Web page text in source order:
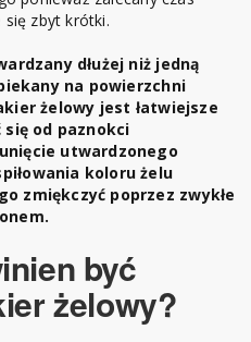
się zbyt krótki.
dłużej niż jedną
na powierzchni
żelowy jest łatwiejsze
się od paznokci
utwardzonego
koloru żelu
zmiękczyć poprzez zwykłe
być
żelowy?